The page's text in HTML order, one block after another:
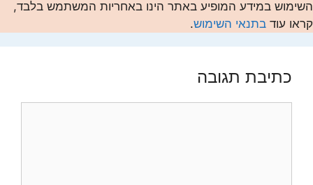
השימוש במידע המופיע באתר הינו באחריות המשתמש בלבד,
קראו עוד בתנאי השימוש.
כתיבת תגובה